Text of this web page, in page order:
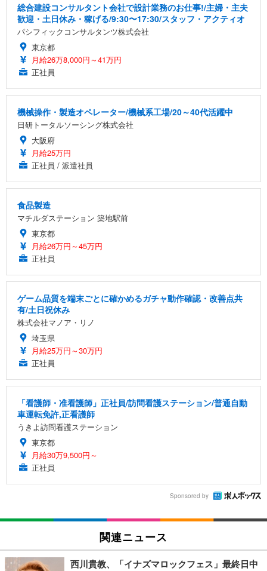
総合建設コンサルタント会社で設計業務のお仕事!/主婦・主夫
歓迎・土日休み・稼げる/9:30〜17:30/スタッフ・アクティオ
パシフィックコンサルタンツ株式会社
東京都
月給26万8,000円～41万円
正社員
機械操作・製造オペレーター/機械系工場/20～40代活躍中
日研トータルソーシング株式会社
大阪府
月給25万円
正社員 / 派遣社員
食品製造
マチルダステーション 築地駅前
東京都
月給26万円～45万円
正社員
ゲーム品質を端末ごとに確かめるガチャ動作確認・改善点共
有/土日祝休み
株式会社マノア・リノ
埼玉県
月給25万円～30万円
正社員
「看護師・准看護師」正社員/訪問看護ステーション/普通自動
車運転免許,正看護師
うきよ訪問看護ステーション
東京都
月給30万9,500円～
正社員
Sponsored by
関連ニュース
西川貴教、「イナズマロックフェス」最終日中